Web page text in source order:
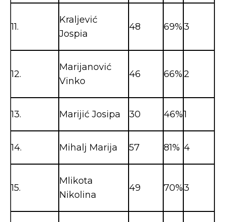
11.
Kraljević
Jospia
48 69%3
12.
Marijanović
Vinko
46 66%2
13. Marijić Josipa 30 46%1
14. Mihalj Marija 57 81% 4
15.
Mlikota
Nikolina
49 70%3